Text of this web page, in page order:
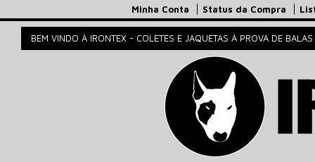
Minha Conta Status da Compra
BEM VINDO À IRONTEX - COLETES E JAQUETAS À PROVA DE BALAS